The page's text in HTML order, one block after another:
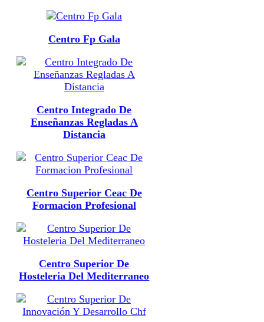
Centro Fp Gala
Centro Integrado De
Enseñanzas Regladas A
Distancia
Centro Superior Ceac De
Formacion Profesional
Centro Superior De
Hosteleria Del Mediterraneo